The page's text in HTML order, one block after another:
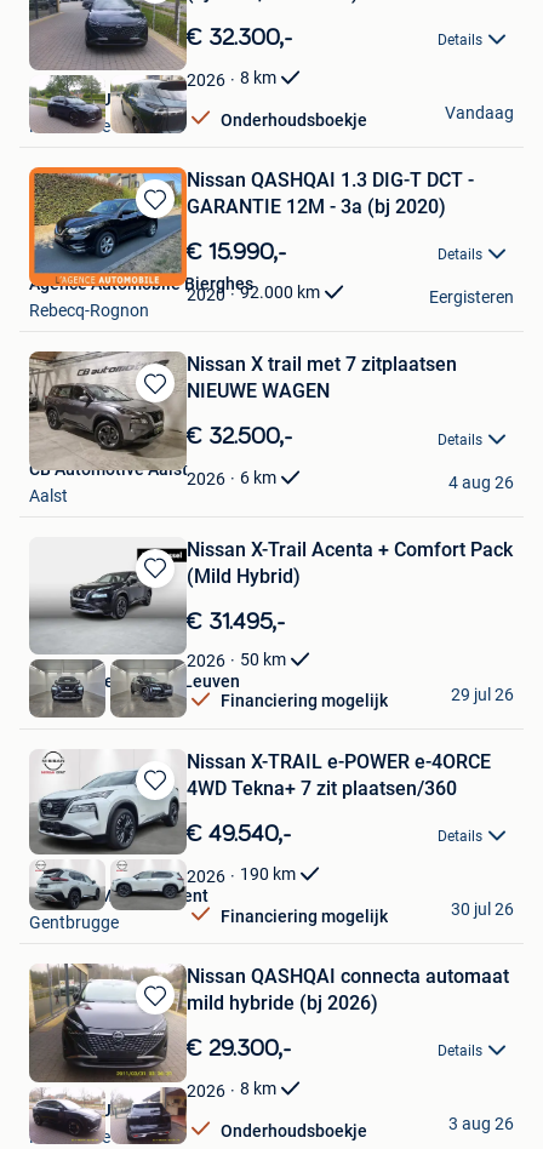
Bewaren
in
Mijn
Favorieten
€ 32.300,- Details
2026 8 km
Onderhoudsboekje
Autos De Jan
Nieuwrode
Vandaag
Bewaren
in
Mijn
Favorieten
Nissan QASHQAI 1.3 DIG-T DCT -
GARANTIE 12M - 3a (bj 2020)
€ 15.990,- Details
2020 92.000 km
Agence Automobile Bierghes
Rebecq-Rognon
Eergisteren
Bewaren
in
Mijn
Favorieten
Nissan X trail met 7 zitplaatsen
NIEUWE WAGEN
€ 32.500,- Details
2026 6 km
CB Automotive Aalst
Aalst
4 aug 26
Bewaren
in
Favorieten
Nissan X-Trail Acenta + Comfort Pack
(Mild Hybrid)
€ 31.495,-
2026 50 km
Financiering mogelijk
Van Mossel Citroen Leuven
Herent
29 jul 26
Bewaren
in
Mijn
Favorieten
Nissan X-TRAIL e-POWER e-4ORCE
4WD Tekna+ 7 zit plaatsen/360
€ 49.540,- Details
2026 190 km
Financiering mogelijk
Nissan GMS Store Gent
Gentbrugge
30 jul 26
Bewaren
in
Mijn
Favorieten
Nissan QASHQAI connecta automaat
mild hybride (bj 2026)
€ 29.300,- Details
2026 8 km
Onderhoudsboekje
Autos De Jan
Nieuwrode
3 aug 26